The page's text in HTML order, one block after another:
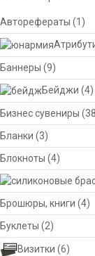
Авторефераты (1)
Баннеры (9)
Бейджи (4)
Бизнес сувениры
Бланки (3)
Блокноты (4)
Брошюры, книги (4)
Буклеты (2)
Визитки (6)